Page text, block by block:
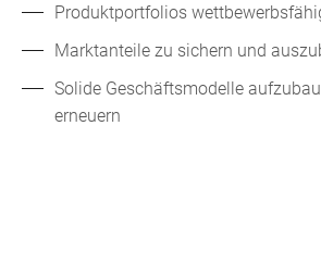
Produktportfolios
Marktanteile zu sichern und
Solide Geschäftsmodelle
erneuern